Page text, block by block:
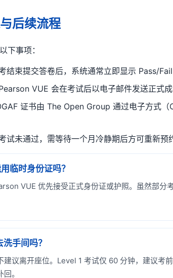
后续流程
下事项：
结束提交答卷后，系统通常立即显示 Pass/
VUE 会在考试后以电子邮件发送正式
证书由 The Open Group 通过电子方式
试未通过，需等待一个月冷静期后方可重新预
临时身份证吗？
VUE 优先接受正式身份证或护照。虽然部
手间吗？
建议离开座位。Level 1 考试仅 60 分钟，建议考
。